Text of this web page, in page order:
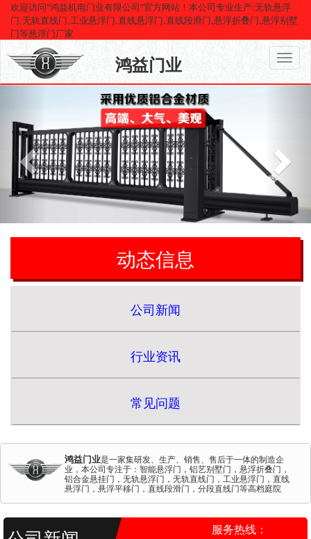
欢迎访问"鸿益机电门业有限公司"官方网站！本公司专业生产:无轨悬浮
门,无轨直线门,工业悬浮门,直线悬浮门,直线段滑门,悬浮折叠门,悬浮别墅
门等悬浮门厂家
鸿益门业
动态信息
公司新闻
行业资讯
常见问题
鸿益门业是一家集研发、生产、销售、售后于一体的制造企
业，本公司专注于：智能悬浮门，铝艺别墅门，悬浮折叠门，
铝合金悬挂门，无轨悬浮门，无轨直线门，工业悬浮门，直线
悬浮门，悬浮平移门，直线段滑门，分段直线门等高档庭院
信、实力和产品质量获得业界的认可。
服务热线：